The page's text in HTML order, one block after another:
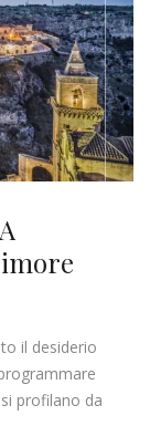
il desiderio
profilano da